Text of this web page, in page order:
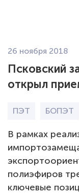
Экология
Продукция
Продукция
Карьера
Новости
26 ноября 2018
Псковский
открыл
ПЭТ БОПЭТ
В рамках
полиэфиров
ключевые